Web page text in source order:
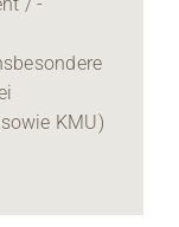
KMU)